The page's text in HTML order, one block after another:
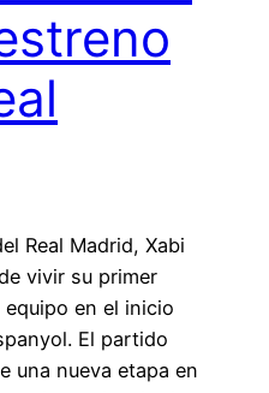
Real Madrid, Xabi
vivir su primer
en el inicio
El partido
una nueva etapa en